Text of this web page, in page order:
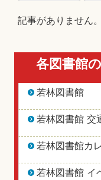
記事がありません。
各図書館
若林図書館
若林図書館 交
若林図書館カ
若林図書館 イ